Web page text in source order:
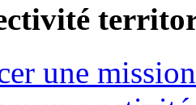
une mission